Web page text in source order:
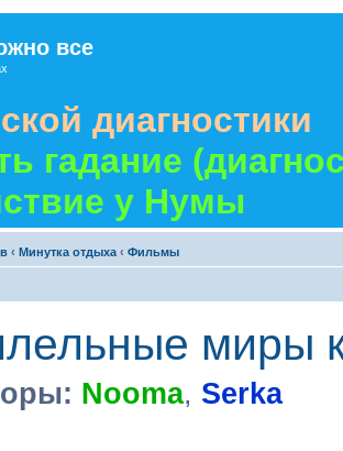
все
диагностики
гадание
у Нумы
‹ Минутка отдыха ‹ Фильмы
миры
Nooma, Serka